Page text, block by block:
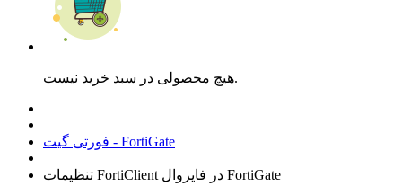
هیچ محصولی در سبد خرید نیست.
فورتی گیت - FortiGate
تنظیمات FortiClient در فایروال FortiGate